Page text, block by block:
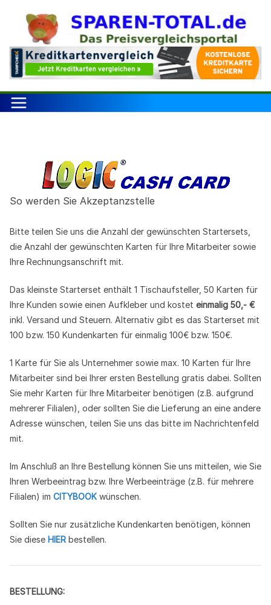
Inhalt
springen
So werden Sie Akzeptanzstelle
Bitte teilen Sie uns die Anzahl der gewünschten Startersets,
die Anzahl der gewünschten Karten für Ihre Mitarbeiter sowie
Ihre Rechnungsanschrift mit.
Das kleinste Starterset enthält 1 Tischaufsteller, 50 Karten für
Ihre Kunden sowie einen Aufkleber und kostet einmalig 50,- €
inkl. Versand und Steuern. Alternativ gibt es das Starterset mit
100 bzw. 150 Kundenkarten für einmalig 100€ bzw. 150€.
1 Karte für Sie als Unternehmer sowie max. 10 Karten für Ihre
Mitarbeiter sind bei Ihrer ersten Bestellung gratis dabei. Sollten
Sie mehr Karten für Ihre Mitarbeiter benötigen (z.B. aufgrund
mehrerer Filialen), oder sollten Sie die Lieferung an eine andere
Adresse wünschen, teilen Sie uns das bitte im Nachrichtenfeld
mit.
Im Anschluß an Ihre Bestellung können Sie uns mitteilen, wie Sie
Ihren Werbeeintrag bzw. Ihre Werbeeinträge (z.B. für mehrere
Filialen) im CITYBOOK wünschen.
Sollten Sie nur zusätzliche Kundenkarten benötigen, können
Sie diese HIER bestellen.
BESTELLUNG: